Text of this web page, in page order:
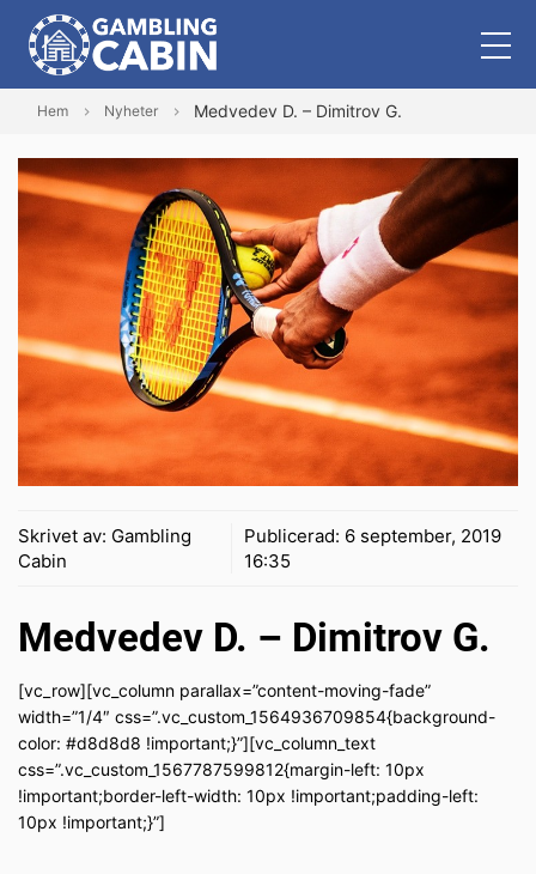
Hem Nyheter Medvedev D. – Dimitrov G.
Skrivet av: Gambling
Cabin
Publicerad: 6 september, 2019
16:35
Medvedev D. – Dimitrov G.
[vc_row][vc_column parallax=”content-moving-fade”
width=”1/4″ css=”.vc_custom_1564936709854{background-
color: #d8d8d8 !important;}”][vc_column_text
css=”.vc_custom_1567787599812{margin-left: 10px
!important;border-left-width: 10px !important;padding-left:
10px !important;}”]